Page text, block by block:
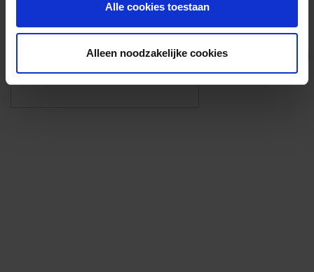
Alle cookies toestaan
Alleen noodzakelijke cookies Eigen foto’s